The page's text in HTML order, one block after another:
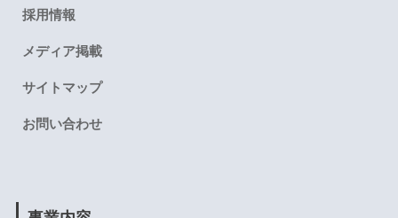
採用情報
メディア掲載
サイトマップ
お問い合わせ